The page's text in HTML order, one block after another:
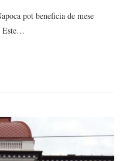
pot beneficia de mese
Este…